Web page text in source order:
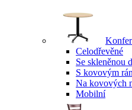
Celodřevěné
Se skleněnou
S kovovým
Na kovových
Mobilní